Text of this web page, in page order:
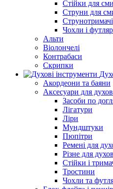
Стійки для
Струни для
Струнотримачі
Чохли і
Альти
Віолончелі
Контрабаси
Скрипки
Акордеони та баяни
Аксесуари для
Засоби по
Лігатури
Ліри
Мундштуки
Пюпітри
Ремені для
Різне для
Стійки і
Тростини
Чохли та